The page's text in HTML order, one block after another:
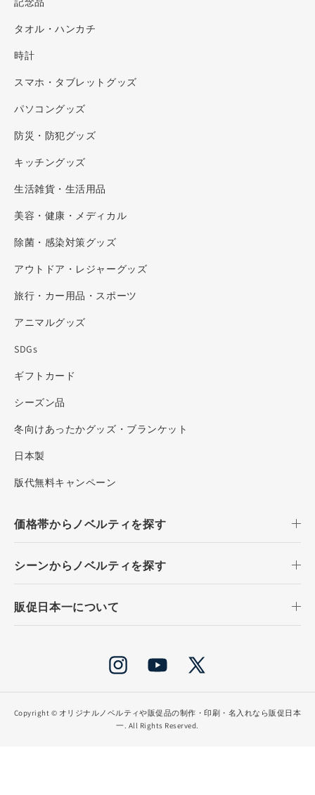
タオル・ハンカチ
時計
スマホ・タブレットグッズ
パソコングッズ
防災・防犯グッズ
キッチングッズ
生活雑貨・生活用品
美容・健康・メディカル
除菌・感染対策グッズ
アウトドア・レジャーグッズ
旅行・カー用品・スポーツ
アニマルグッズ
SDGs
ギフトカード
シーズン品
冬向けあったかグッズ・ブランケット
日本製
版代無料キャンペーン
価格帯からノベルティを探す
シーンからノベルティを探す
販促日本一について
InstagramYouTube
X
(Twitter)
Copyright © オリジナルノベルティや販促品の制作・印刷・名入れなら販促日本
一. All Rights Reserved.